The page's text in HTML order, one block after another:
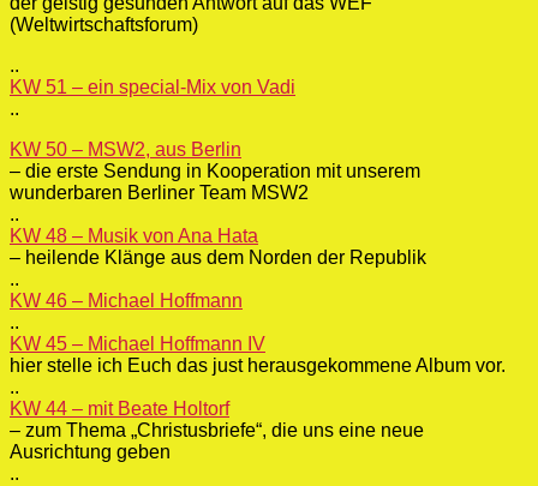
(Weltwirtschaftsforum)
..
KW 51 – ein special-Mix von Vadi
..
KW 50 – MSW2, aus Berlin
– die erste Sendung in Kooperation mit unserem
wunderbaren Berliner Team MSW2
..
KW 48 – Musik von Ana Hata
– heilende Klänge aus dem Norden der Republik
..
KW 46 – Michael Hoffmann
..
KW 45 – Michael Hoffmann IV
hier stelle ich Euch das just herausgekommene Album vor.
..
KW 44 – mit Beate Holtorf
– zum Thema „Christusbriefe“, die uns eine neue
Ausrichtung geben
..